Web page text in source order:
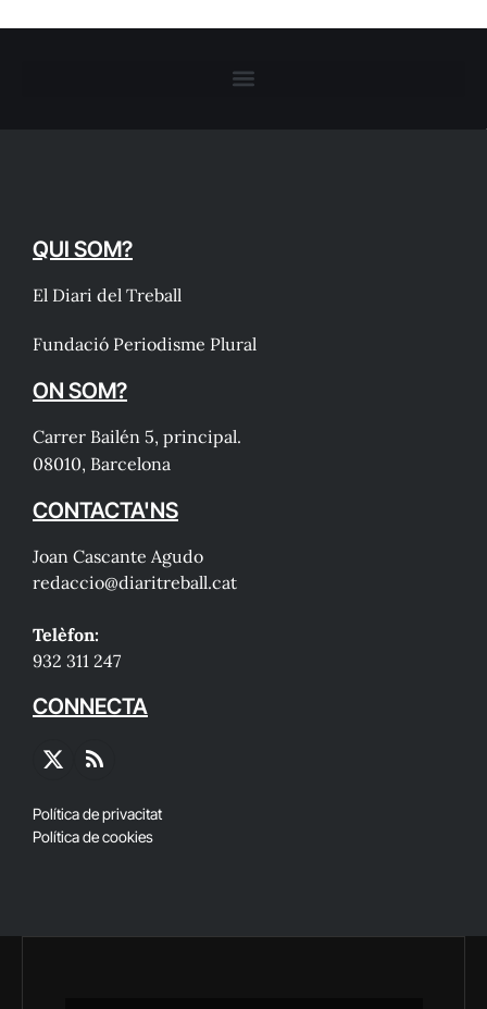
QUI SOM?
El Diari del Treball
Fundació Periodisme Plural
ON SOM?
Carrer Bailén 5, principal.
08010, Barcelona
CONTACTA'NS
Joan Cascante Agudo
redaccio@diaritreball.cat
Telèfon:
932 311 247
CONNECTA
X
RSS
Política de privacitat
Política de cookies